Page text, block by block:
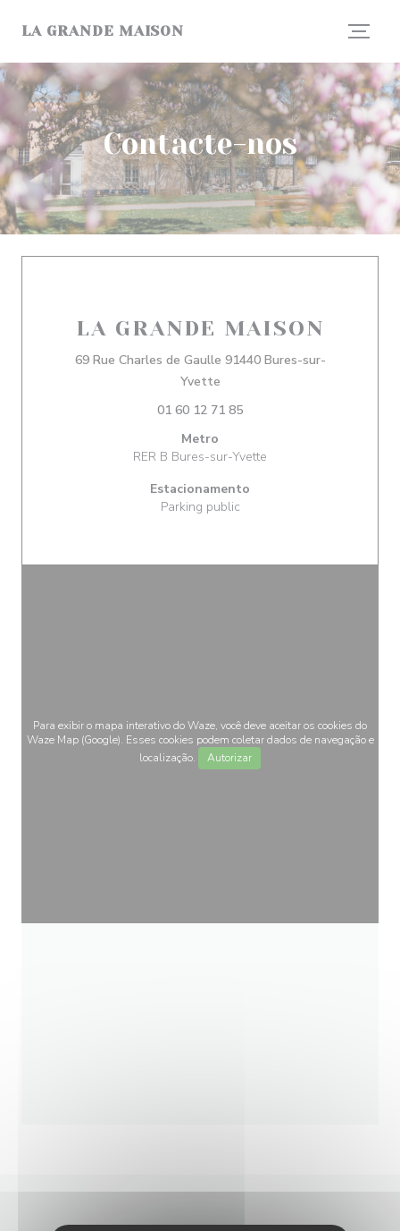
LA GRANDE MAISON
Contacte-nos
LA GRANDE MAISON
69 Rue Charles de Gaulle 91440 Bures-sur-
Yvette((abre numa nova janela))
01 60 12 71 85
Metro
RER B Bures-sur-Yvette
Estacionamento
Parking public
Para exibir o mapa interativo do Waze, você deve aceitar os cookies do
Waze Map (Google). Esses cookies podem coletar dados de navegação e
localização.
Autorizar